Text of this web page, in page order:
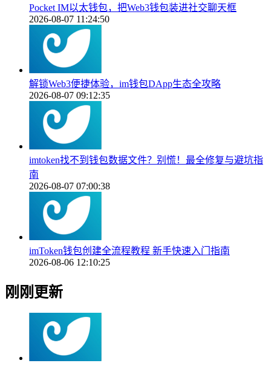
Pocket IM以太钱包，把Web3钱包装进社交聊天框
2026-08-07 11:24:50
解锁Web3便捷体验，im钱包DApp生态全攻略
2026-08-07 09:12:35
imtoken找不到钱包数据文件？别慌！最全修复与避坑指
南
2026-08-07 07:00:38
imToken钱包创建全流程教程 新手快速入门指南
2026-08-06 12:10:25
刚刚更新